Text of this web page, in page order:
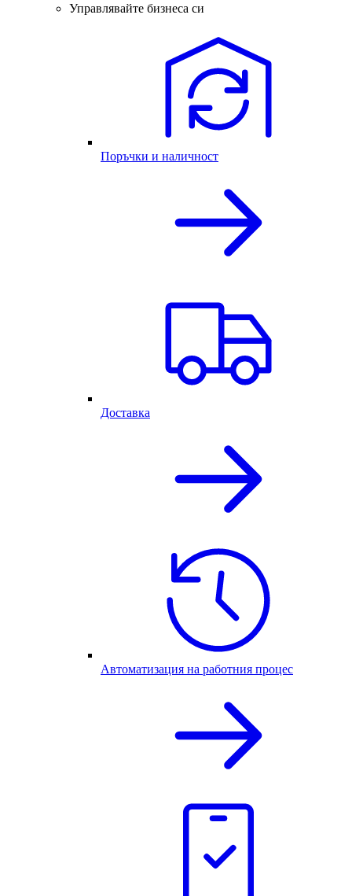
Управлявайте бизнеса си
Поръчки и наличност
Доставка
Автоматизация на работния процес